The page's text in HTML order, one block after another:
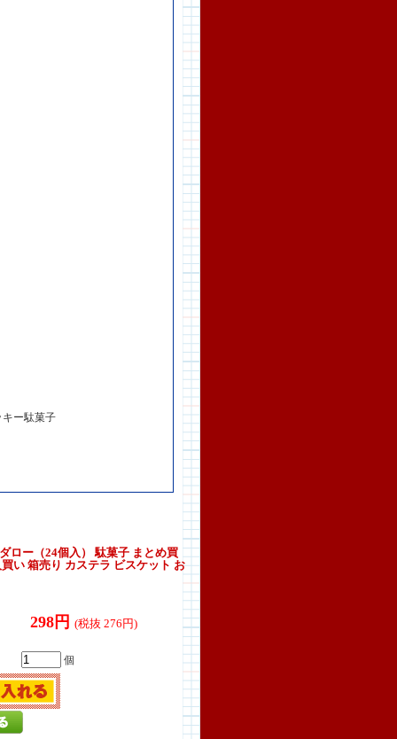
ー駄菓子
ロー（24個入） 駄菓子 まとめ買
い 箱売り カステラ ビスケット お
298円 (税抜 276円)
個